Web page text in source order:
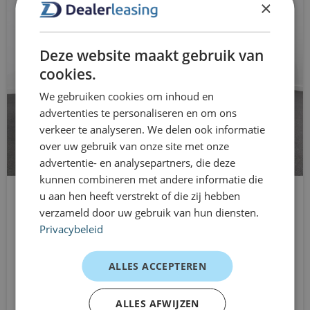
mobiliteitsbehoeften. Je zit nergens lang aan vast en
kunt je contract eenvoudig afstemmen op je situatie.
Klantervaringen
Sales consultant – dagelijks onderweg
“Prettig comfort, modern en precies wat ik nodig had
voor mijn afspraken.”
Startende ondernemer – tijdelijke mobiliteit
“Snel geregeld en flexibel — ideaal tijdens deze
groeifase.”
Particulier – weekend & woon-werk
“Ruime auto met fijn rijcomfort. Handig voor alles wat ik
De voordelen van Shortlease voor jou
Direct rijden uit voorraad
buitenspiegels elektrisch inklapbaar
buitenspiegels elektrisch verstel- en
verwarmbaar
buitenspiegels in carrosseriekleur
centrale airbag voor
chroom delen exterieur
connected services
DAB ontvanger
dimlichten automatisch
dodehoek detectie
Volvo V60
Stationwagon
/mnd excl. btw
×
Deze website maakt gebruik van
cookies.
We gebruiken cookies om inhoud en
advertenties te personaliseren en om ons
verkeer te analyseren. We delen ook informatie
over uw gebruik van onze site met onze
advertentie- en analysepartners, die deze
kunnen combineren met andere informatie die
u aan hen heeft verstrekt of die zij hebben
verzameld door uw gebruik van hun diensten.
Privacybeleid
ALLES ACCEPTEREN
ALLES AFWIJZEN